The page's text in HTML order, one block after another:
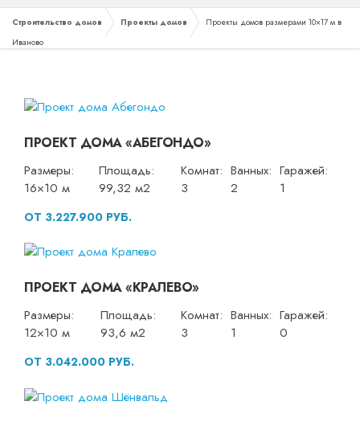
Строительство домов Проекты домов
Проекты домов размерами 10×17 м в
Иваново
ПРОЕКТ ДОМА «АБЕГОНДО»
Размеры:
16×10 м
Площадь:
99,32 м2
Комнат:
3
Ванных:
2
Гаражей:
1
ОТ 3.227.900 РУБ.
ПРОЕКТ ДОМА «КРАЛЕВО»
Размеры:
12×10 м
Площадь:
93,6 м2
Комнат:
3
Ванных:
1
Гаражей:
0
ОТ 3.042.000 РУБ.